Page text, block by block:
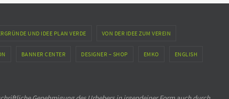
UND IDEE PLAN VERDE VON DER IDEE ZUM VEREIN
BANNER CENTER DESIGNER – SHOP EMKO ENGLISH